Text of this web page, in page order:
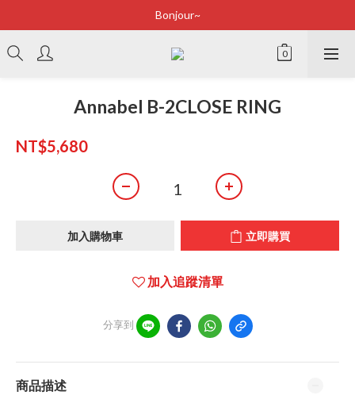
Bonjour~
Bonjour~
立即加入會員享有100元購物金
Bonjour~
Annabel B-2CLOSE RING
NT$5,680
加入購物車 立即購買
加入追蹤清單
分享到
商品描述